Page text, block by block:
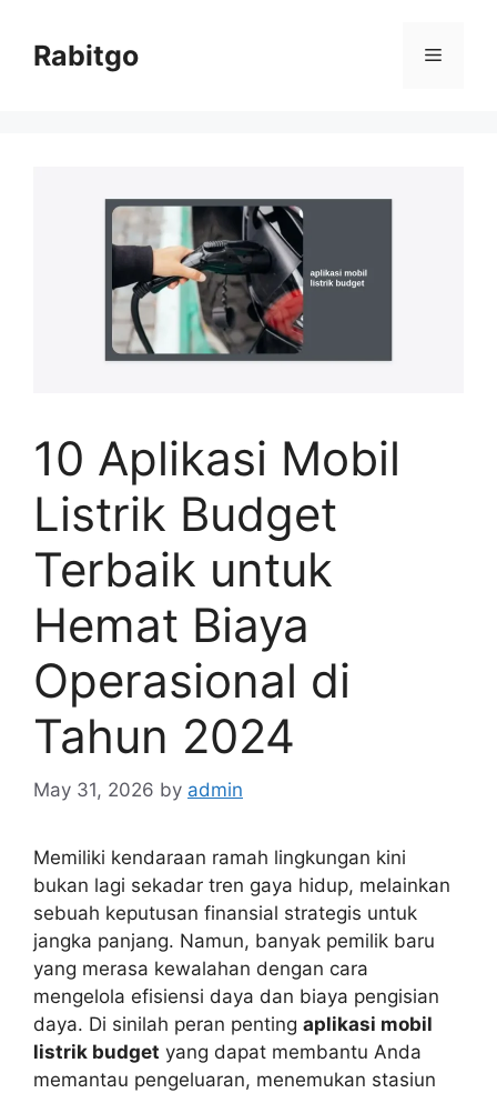
contentRabitgo Menu
10 Aplikasi Mobil
Listrik Budget
Terbaik untuk
Hemat Biaya
Operasional di
Tahun 2024
May 31, 2026 by admin
Memiliki kendaraan ramah lingkungan kini
bukan lagi sekadar tren gaya hidup, melainkan
sebuah keputusan finansial strategis untuk
jangka panjang. Namun, banyak pemilik baru
yang merasa kewalahan dengan cara
mengelola efisiensi daya dan biaya pengisian
daya. Di sinilah peran penting aplikasi mobil
listrik budget yang dapat membantu Anda
memantau pengeluaran, menemukan stasiun